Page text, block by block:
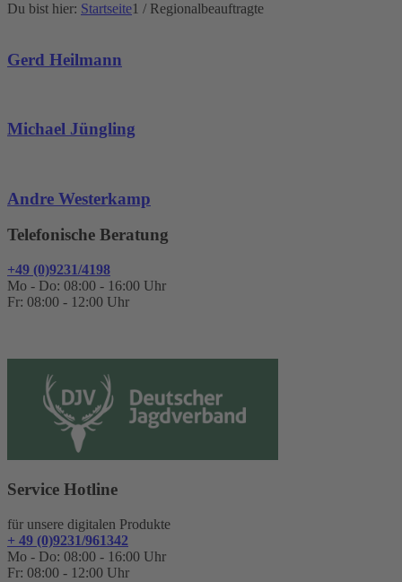
Du bist hier: Startseite1 / Regionalbeauftragte
Gerd Heilmann
Michael Jüngling
Andre Westerkamp
Telefonische Beratung
+49 (0)9231/4198
Mo - Do: 08:00 - 16:00 Uhr
Fr: 08:00 - 12:00 Uhr
Service Hotline
für unsere digitalen Produkte
+ 49 (0)9231/961342
Mo - Do: 08:00 - 16:00 Uhr
Fr: 08:00 - 12:00 Uhr